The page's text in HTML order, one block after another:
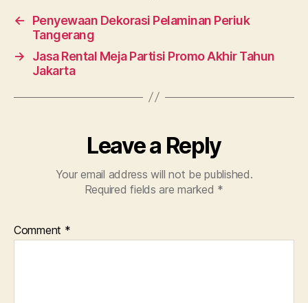
←
Penyewaan Dekorasi Pelaminan Periuk
Tangerang
→
Jasa Rental Meja Partisi Promo Akhir Tahun
Jakarta
Leave a Reply
Your email address will not be published.
Required fields are marked *
Comment *